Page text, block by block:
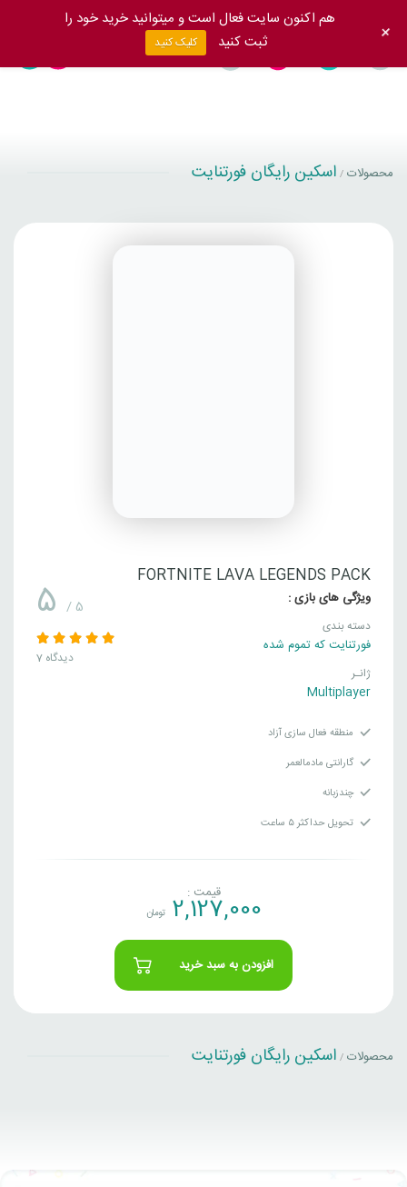
محصولات / اسکین رایگان فورتنایت
FORTNITE LAVA LEGENDS PACK
ویژگی های بازی :
دسته بندی
فورتنایت که تموم شده
ژانـر
Multiplayer
5 / 5
7 دیدگاه
منطقه فعال سازی آزاد
گارانتی مادمالعمر
چندزبانه
تحویل حداکثر ۵ ساعت
قیمت :
2,127,000 تومان
افزودن به سبد خرید
محصولات / اسکین رایگان فورتنایت
هم اکنون سایت فعال است و میتوانید خرید خود را
ثبت کنید
کلیک کنید +